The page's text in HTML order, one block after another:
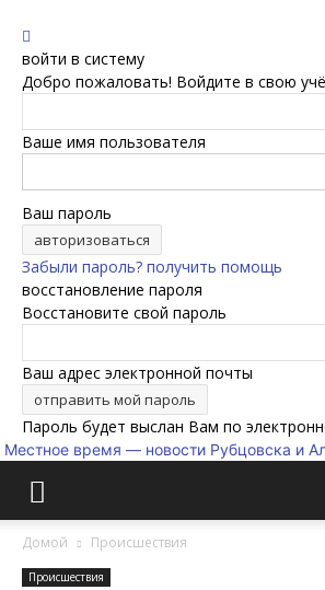
войти в систему
Добро пожаловать! Войдите в свою
Ваше имя пользователя
Ваш пароль
Забыли пароль? получить помощь
восстановление пароля
Восстановите свой пароль
Ваш адрес электронной почты
Пароль будет выслан Вам по
Местное время — новости Рубцовска и
Домой Происшествия
Происшествия